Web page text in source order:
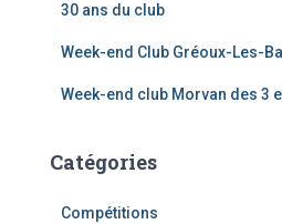
30 ans du club
Week-end Club Gréoux-Les-
Week-end club Morvan des 3
Catégories
Compétitions